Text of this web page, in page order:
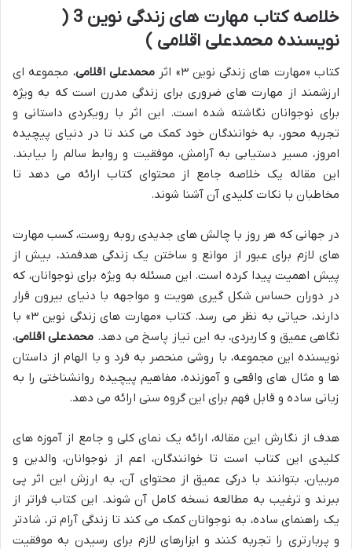
خلاصه کتاب مهارت های زندگی نوین 3 (
نویسنده محمدعلی اقلامی )
کتاب «مهارت های زندگی نوین ۳» اثر محمدعلی اقلامی، مجموعه ای
ارزشمند از مهارت های ضروری برای زندگی مدرن است که به ویژه
برای نوجوانان نگاشته شده است. این اثر با رویکردی داستانی و
تجربه محور، به خوانندگان خود کمک می کند تا در دنیای پیچیده
امروز، مسیر دستیابی به آرامش، موفقیت و روابط سالم را بیابند.
این مقاله یک خلاصه جامع از محتوای کتاب ارائه می دهد تا
مخاطبان با نکات کلیدی آن آشنا شوند.
در جهانی که هر روز با چالش های جدیدی روبه روست، کسب مهارت
های لازم برای عبور از موانع و ساختن یک زندگی هدفمند، بیش از
پیش اهمیت پیدا کرده است. این مسئله به ویژه برای نوجوانان، که
در دوران حساس شکل گیری هویت و مواجهه با دنیای بیرون قرار
دارند، حیاتی به نظر می رسد. کتاب «مهارت های زندگی نوین ۳» با
نگاهی عمیق و کاربردی، به این نیاز پاسخ می دهد. محمدعلی اقلامی،
نویسنده این مجموعه، با روشی منحصر به فرد و با الهام از داستان
ها و مثال های واقعی و آموزنده، مفاهیم پیچیده روانشناختی را به
زبانی ساده و قابل فهم برای این گروه سنی ارائه می دهد.
هدف از نگارش این مقاله، ارائه یک نمای کلی و جامع از آموزه های
کلیدی این کتاب است تا خوانندگان، اعم از نوجوانان، والدین و
مربیان، بتوانند با درکی عمیق از محتوای آن، به ارزش این اثر پی
ببرند و ترغیب به مطالعه نسخه کامل آن شوند. این کتاب فراتر از
یک راهنمای ساده، به نوجوانان کمک می کند تا زندگی آرام تر، شادتر
و پربارتری را تجربه کنند و ابزارهای لازم برای رسیدن به موفقیت